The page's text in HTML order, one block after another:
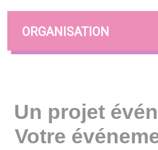
ORGANISATION
Un projet
Votre